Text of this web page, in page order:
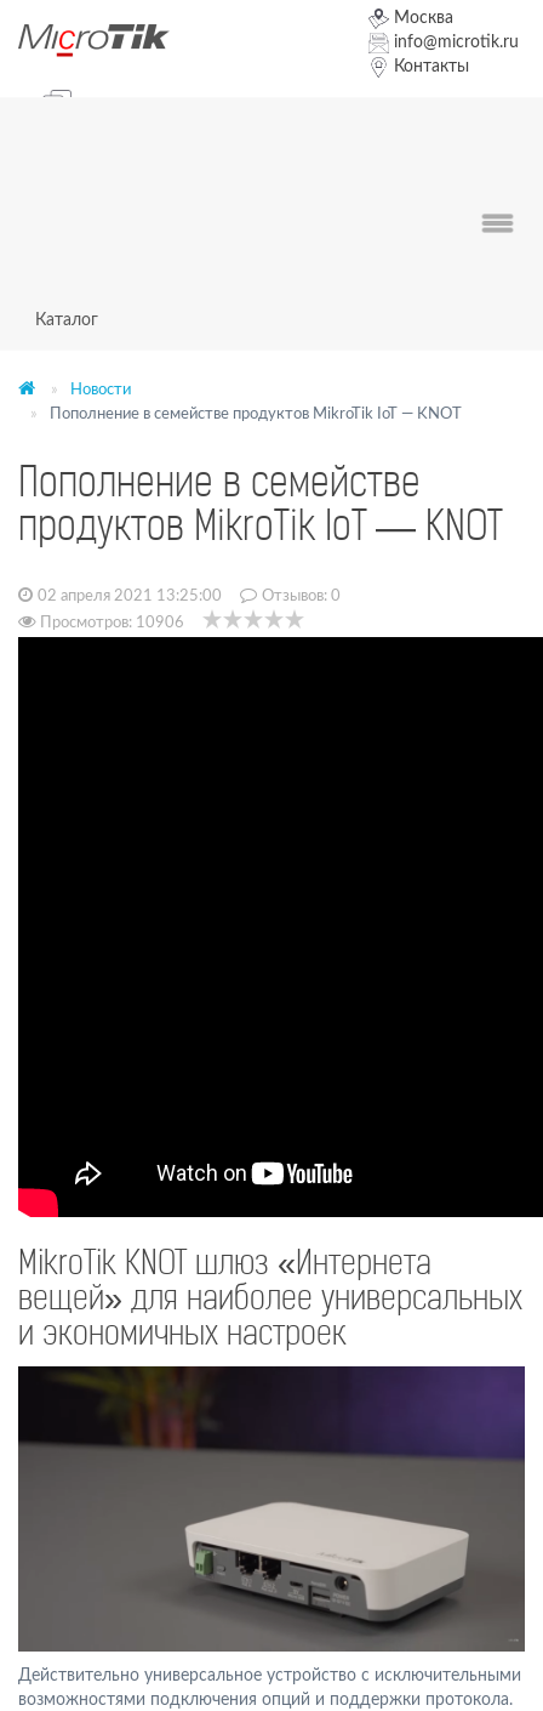
Москва
info@microtik.ru
Контакты
Каталог
Новости
Пополнение в семействе продуктов MikroTik IoT — KNOT
Пополнение в семействе
продуктов MikroTik IoT — KNOT
02 апреля 2021 13:25:00 Отзывов: 0
Просмотров: 10906
MikroTik KNOT шлюз «Интернета
вещей» для наиболее универсальных
и экономичных настроек
Действительно универсальное устройство с исключительными
возможностями подключения опций и поддержки протокола.